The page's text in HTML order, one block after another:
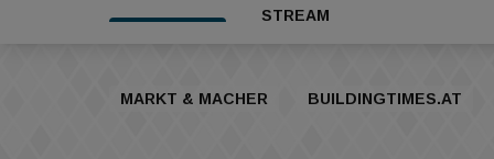
STREAM
MARKT & MACHER BUILDINGTIMES.AT